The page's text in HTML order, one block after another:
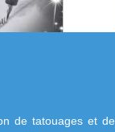
de tatouages et de